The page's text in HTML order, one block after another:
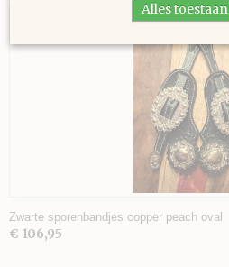
Zwarte sporenbandjes copper peach oval
€ 106,95
Alles toestaan